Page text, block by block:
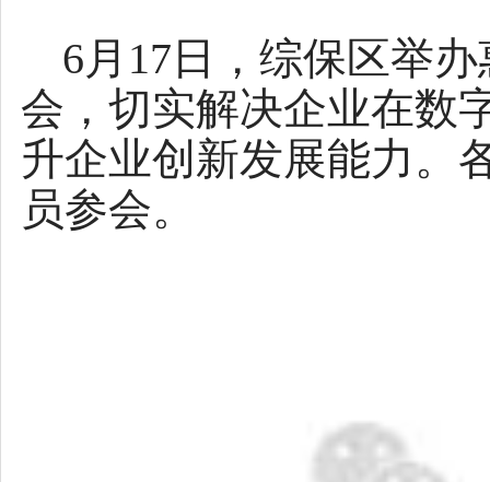
6月17日，综保区举办
会，切实解决企业在数
升企业创新发展能力。
员参会。